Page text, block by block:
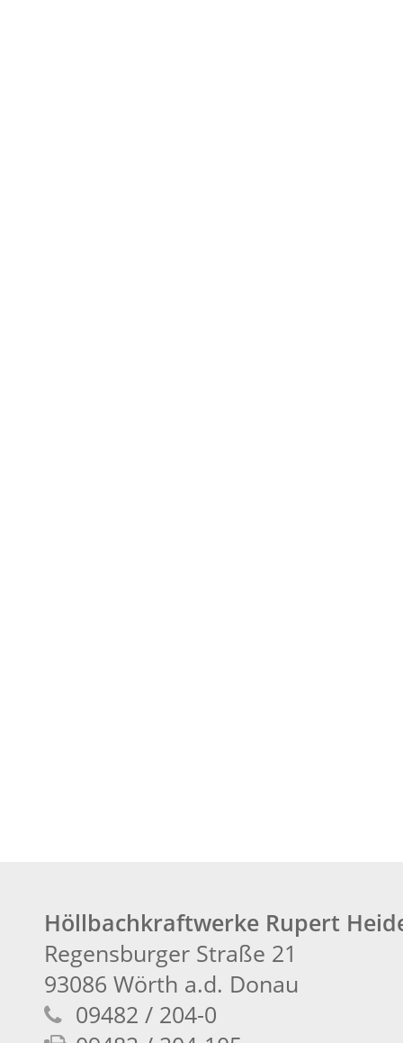
Höllbachkraftwerke Rupert
Regensburger Straße 21
93086 Wörth a.d. Donau
09482 / 204-0